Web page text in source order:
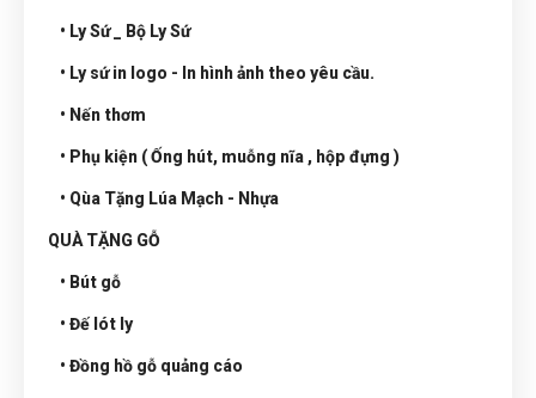
• Ly Sứ _ Bộ Ly Sứ
• Ly sứ in logo - In hình ảnh theo yêu cầu.
• Nến thơm
• Phụ kiện ( Ống hút, muỗng nĩa , hộp đựng )
• Qùa Tặng Lúa Mạch - Nhựa
QUÀ TẶNG GỖ
• Bút gỗ
• Đế lót ly
• Đồng hồ gỗ quảng cáo